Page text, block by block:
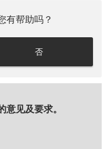
有帮助吗？
否
见及要求。